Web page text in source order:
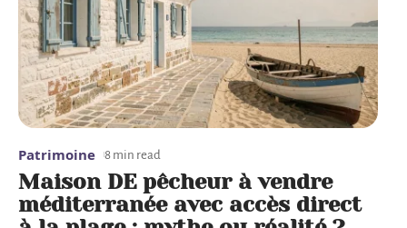
Patrimoine 8 min read
Maison DE pêcheur à vendre
méditerranée avec accès direct